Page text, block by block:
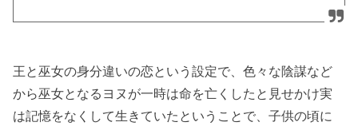
王と巫女の身分違いの恋という設定で、色々な陰謀など
から巫女となるヨヌが一時は命を亡くしたと見せかけ実
は記憶をなくして生きていたということで、子供の頃に